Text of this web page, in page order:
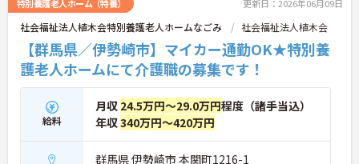
特別養護老人ホーム（特養） 更新日：2026年06月09日
社会福祉法人植木会特別養護老人ホームなごみ 社会福祉法人植木会
【群馬県／伊勢崎市】マイカー通勤OK★特別養
護老人ホームにて介護職の募集です！
給料
月収 24.5万円～29.0万円程度（諸手当込）
年収340万円～420万円
群馬県 伊勢崎市 本関町1216-1